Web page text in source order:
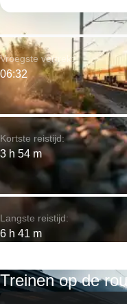
Kortste reistijd:
3 h 54 m
Vroegste vertrek:
06:32
Langste reistijd:
6 h 41 m
Treinen op de